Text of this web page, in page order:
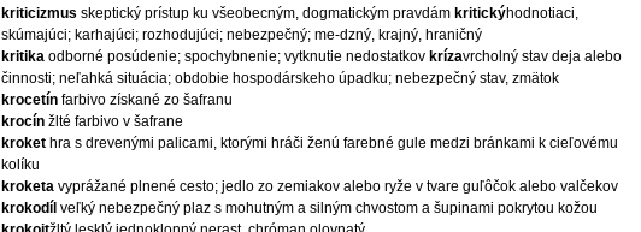
kriticizmus skeptický prístup ku všeobecným, dogmatickým pravdám kritickýhodnotiaci,
skúmajúci; karhajúci; rozhodujúci; nebezpečný; me-dzný, krajný, hraničný
kritika odborné posúdenie; spochybnenie; vytknutie nedostatkov krízavrcholný stav deja alebo
činnosti; neľahká situácia; obdobie hospodárskeho úpadku; nebezpečný stav, zmätok
krocetín farbivo získané zo šafranu
krocín žlté farbivo v šafrane
kroket hra s drevenými palicami, ktorými hráči ženú farebné gule medzi bránkami k cieľovému
kolíku
kroketa vyprážané plnené cesto; jedlo zo zemiakov alebo ryže v tvare guľôčok alebo valčekov
krokodíl veľký nebezpečný plaz s mohutným a silným chvostom a šupinami pokrytou kožou